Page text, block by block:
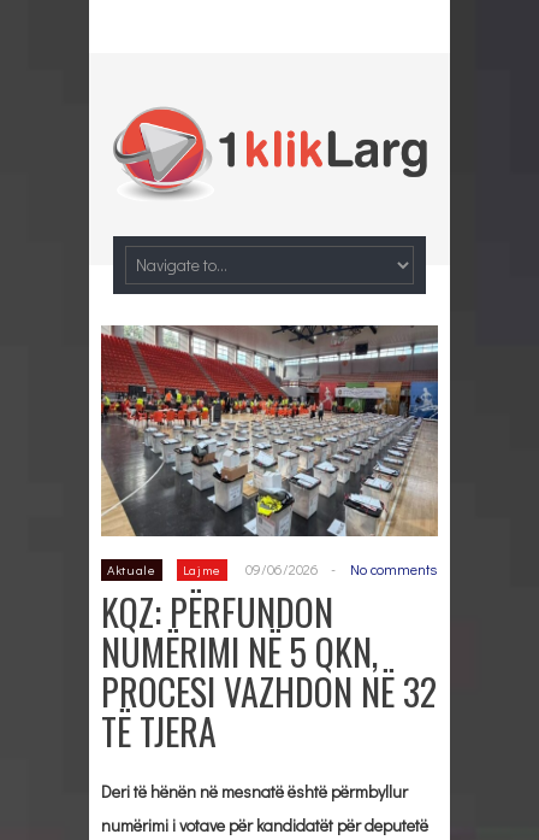
Aktuale Lajme 09/06/2026 - No comments
KQZ: PËRFUNDON
NUMËRIMI NË 5 QKN,
PROCESI VAZHDON NË 32
TË TJERA
Deri të hënën në mesnatë është përmbyllur
numërimi i votave për kandidatët për deputetë